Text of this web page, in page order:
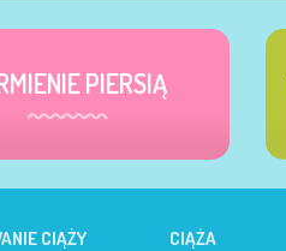
PIERSIĄ
CIĄŻY CIĄŻA